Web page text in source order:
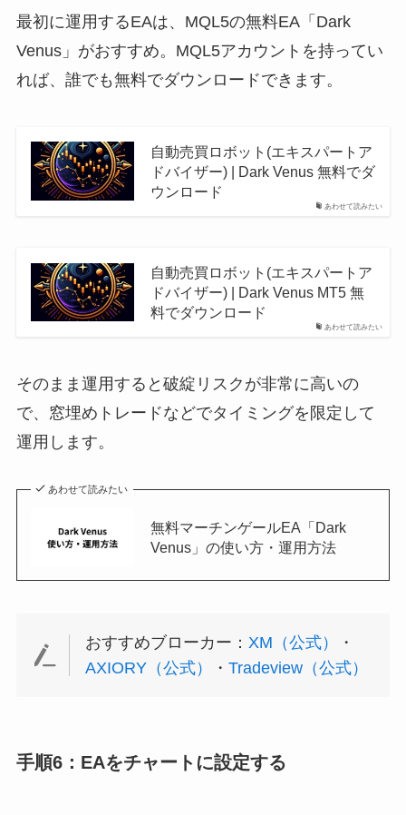
最初に運用するEAは、MQL5の無料EA「Dark
Venus」がおすすめ。MQL5アカウントを持ってい
れば、誰でも無料でダウンロードできます。
あわせて読みたい
自動売買ロボット(エキスパートア
ドバイザー) | Dark Venus 無料でダ
ウンロード
あわせて読みたい
自動売買ロボット(エキスパートア
ドバイザー) | Dark Venus MT5 無
料でダウンロード
そのまま運用すると破綻リスクが非常に高いの
で、窓埋めトレードなどでタイミングを限定して
運用します。
あわせて読みたい
無料マーチンゲールEA「Dark
Venus」の使い方・運用方法
おすすめブローカー： XM（公式）
・
AXIORY（公式）
・Tradeview（公式）
手順6：EAをチャートに設定する